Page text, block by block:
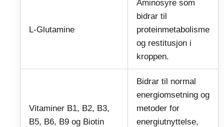
L-Glutamine
Aminosyre som
bidrar til
proteinmetabolisme
og restitusjon i
kroppen.
Vitaminer B1, B2, B3,
B5, B6, B9 og Biotin
Bidrar til normal
energiomsetning og
metoder for
energiutnyttelse,